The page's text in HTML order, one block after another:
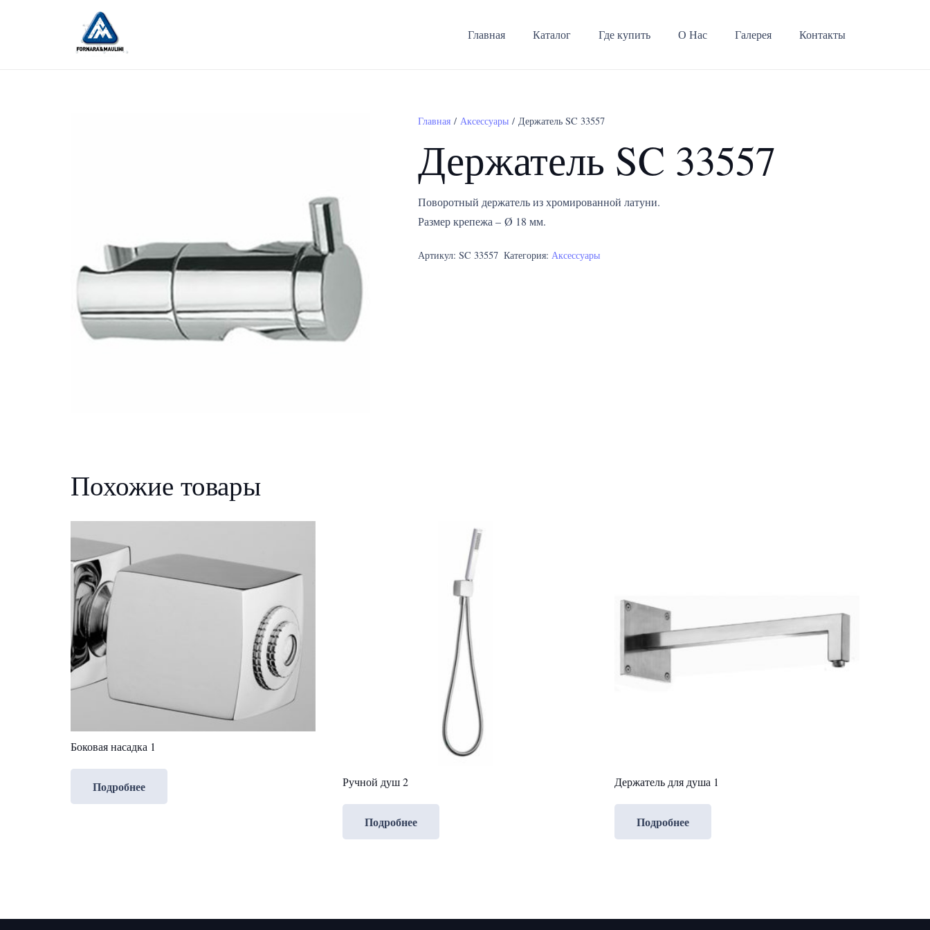
Главная Каталог Где купить О Нас Галерея Контакты
Главная/ Аксессуары/ Держатель SC 33557
Держатель SC 33557
Поворотный держатель из хромированной латуни.
Размер крепежа – Ø 18 мм.
Артикул: SC 33557 Категория: Аксессуары
Похожие товары
Боковая насадка 1
Подробнее Ручной душ 2
Подробнее
Держатель для душа 1
Подробнее